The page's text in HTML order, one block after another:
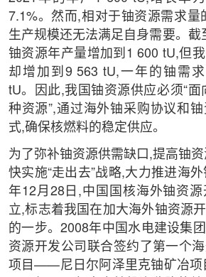
7.1%。然而,相对于铀资源需求量
生产规模还无法满足自身需要。截
铀资源年产量增加到1 600 tU,但
却增加到9 563 tU,一年的铀需
tU。因此,我国铀资源供应必须“面
种资源”,通过海外铀采购协议和
式,确保核燃料的稳定供应。
为了弥补铀资源供需缺口,提高铀
快实施“走出去”战略,大力推进海
年12月28日,中国国核海外铀资
立,标志着我国在加大海外铀资源
的一步。2008年中国水电建设集
资源开发公司联合签约了第一个
项目——尼日尔阿泽里克铀矿冶项